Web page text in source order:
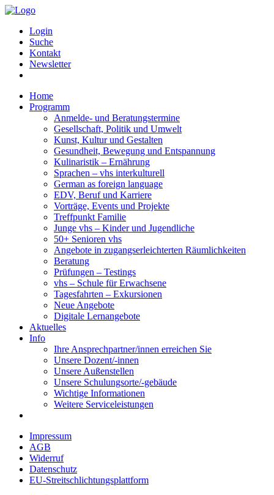
Login
Suche
Kontakt
Newsletter
Home
Programm
Anmelde- und Beratungstermine
Gesellschaft, Politik und Umwelt
Kunst, Kultur und Gestalten
Gesundheit, Bewegung und Entspannung
Kulinaristik – Ernährung
Sprachen – vhs interkulturell
German as foreign language
EDV, Beruf und Karriere
Vorträge, Events und Projekte
Treffpunkt Familie
Junge vhs – Kinder und Jugendliche
50+ Senioren vhs
Angebote in zugangserleichterten Räumlichkeiten
Beratung
Prüfungen – Testings
vhs – Schule für Erwachsene
Tagesfahrten – Exkursionen
Neue Angebote
Digitale Lernangebote
Aktuelles
Info
Ihre Ansprechpartner/innen erreichen Sie
Unsere Dozent/-innen
Unsere Außenstellen
Unsere Schulungsorte/-gebäude
Wichtige Informationen
Weitere Serviceleistungen
Impressum
AGB
Widerruf
Datenschutz
EU-Streitschlichtungsplattform